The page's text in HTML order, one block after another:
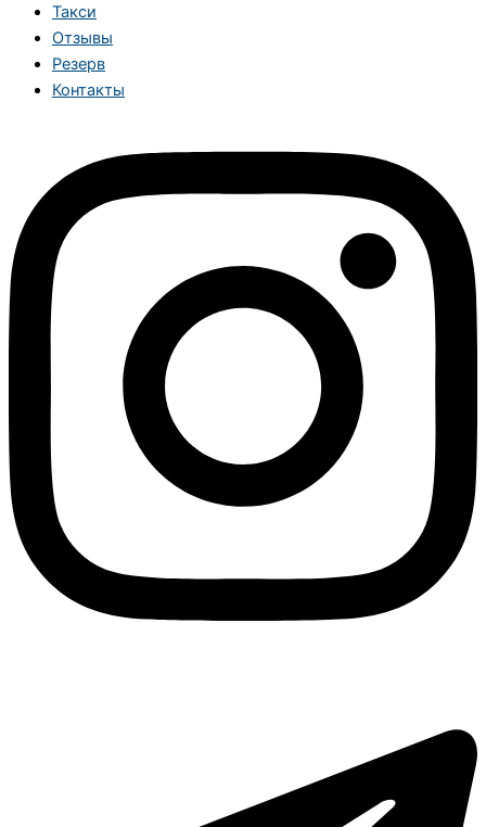
Такси
Отзывы
Резерв
Контакты